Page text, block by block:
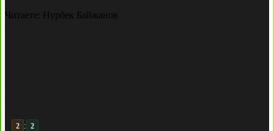
Читаете: Нурбек Байжанов
3 : 2